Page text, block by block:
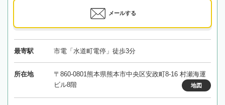
メールする
最寄駅 市電「水道町電停」徒歩3分
所在地
〒860-0801熊本県熊本市中央区安政町8-16 村瀬海運
ビル8階
地図